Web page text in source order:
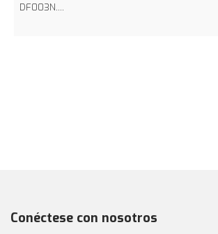
DF003N....
Conéctese con nosotros